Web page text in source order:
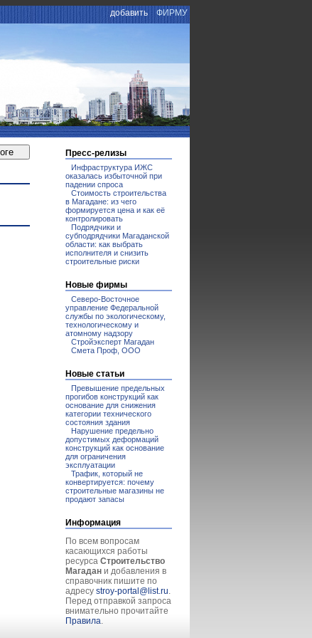
добавить ФИРМУ
Пресс-релизы
Инфраструктура ИЖС
оказалась избыточной при
падении спроса
Стоимость строительства
в Магадане: из чего
формируется цена и как её
контролировать
Подрядчики и
субподрядчики Магаданской
области: как выбрать
исполнителя и снизить
строительные риски
Новые фирмы
Северо-Восточное
управление Федеральной
службы по экологическому,
технологическому и
атомному надзору
Стройэксперт Магадан
Смета Проф, ООО
Новые статьи
Превышение предельных
прогибов конструкций как
основание для снижения
категории технического
состояния здания
Нарушение предельно
допустимых деформаций
конструкций как основание
для ограничения
эксплуатации
Трафик, который не
конвертируется: почему
строительные магазины не
продают запасы
Информация
По всем вопросам
касающихся работы
ресурса Строительство
Магадан и добавления в
справочник пишите по
адресу stroy-portal@list.ru.
Перед отправкой запроса
внимательно прочитайте
Правила.